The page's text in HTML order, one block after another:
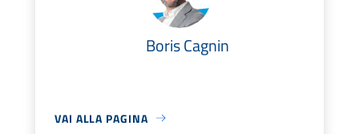
Boris Cagnin
VAI ALLA PAGINA